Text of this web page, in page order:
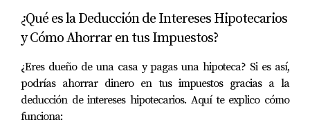
tasa fija más baja.
Caso 3:Marta es fotógrafa que necesitaba
Utilizó Credit Karma para encontrar una
opción adecuada rápidamente.
Estos ejemplos muestran cómo diferentes
¿Qué es la Deducción de Intereses Hipotecarios
y Cómo Ahorrar en tus Impuestos?
¿Eres dueño de una casa y pagas una hipoteca? Si es así,
podrías ahorrar dinero en tus impuestos gracias a la
deducción de intereses hipotecarios. Aquí te explico cómo
funciona: